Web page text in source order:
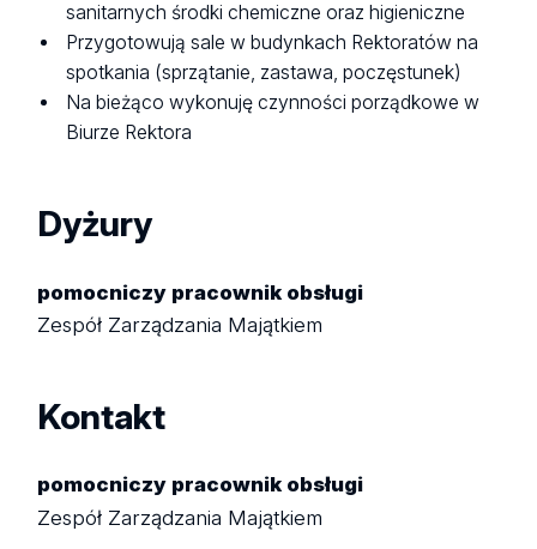
sanitarnych środki chemiczne oraz higieniczne
Przygotowują sale w budynkach Rektoratów na
spotkania (sprzątanie, zastawa, poczęstunek)
Na bieżąco wykonuję czynności porządkowe w
Biurze Rektora
Dyżury
pomocniczy pracownik obsługi
Zespół Zarządzania Majątkiem
Kontakt
pomocniczy pracownik obsługi
Zespół Zarządzania Majątkiem